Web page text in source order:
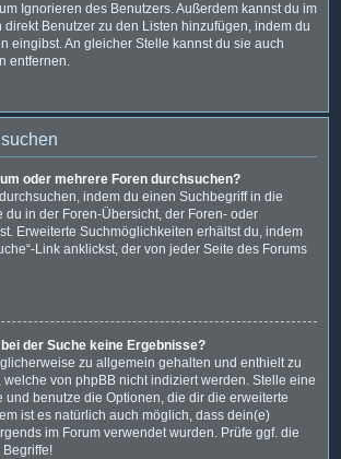
Ignorieren des Benutzers. Außerdem kannst du im
Benutzer zu den Listen hinzufügen, indem du
eingibst. An gleicher Stelle kannst du sie auch
entfernen.
oder mehrere Foren durchsuchen?
indem du einen Suchbegriff in die
du in der Foren-Übersicht, der Foren- oder
Erweiterte Suchmöglichkeiten erhältst du, indem
Link anklickst, der von jeder Seite des Forums
der Suche keine Ergebnisse?
zu allgemein gehalten und enthielt zu
welche von phpBB nicht indiziert werden. Stelle eine
und benutze die Optionen, die dir die erweiterte
ist es natürlich auch möglich, dass dein(e)
im Forum verwendet wurden. Prüfe ggf. die
Begriffe!